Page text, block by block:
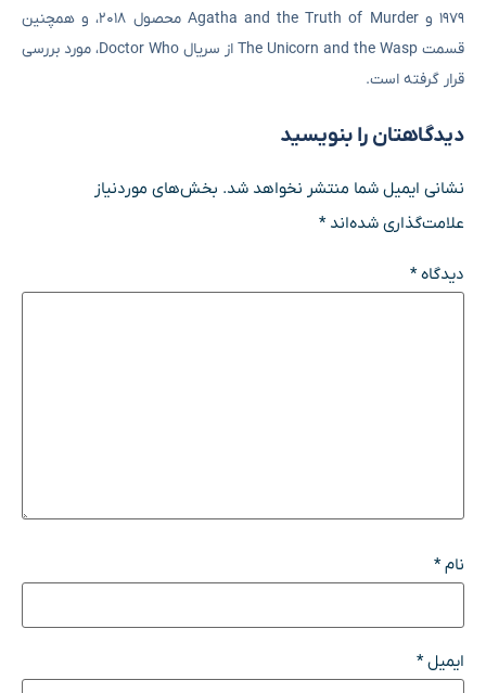
۱۹۷۹ و Agatha and the Truth of Murder محصول ۲۰۱۸، و همچنین
قسمت The Unicorn and the Wasp از سریال Doctor Who، مورد بررسی
قرار گرفته است.
دیدگاهتان را بنویسید
نشانی ایمیل شما منتشر نخواهد شد. بخش‌های موردنیاز
علامت‌گذاری شده‌اند*
دیدگاه*
نام*
ایمیل*